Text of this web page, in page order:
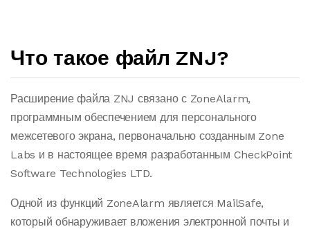
Что такое файл ZNJ?
Расширение файла ZNJ связано с ZoneAlarm,
программным обеспечением для персонального
межсетевого экрана, первоначально созданным Zone
Labs и в настоящее время разработанным CheckPoint
Software Technologies LTD.
Одной из функций ZoneAlarm является MailSafe,
который обнаруживает вложения электронной почты и